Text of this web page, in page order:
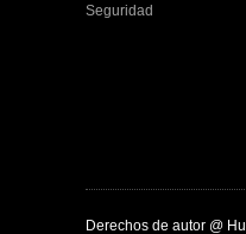
Seguridad
Derechos de autor @